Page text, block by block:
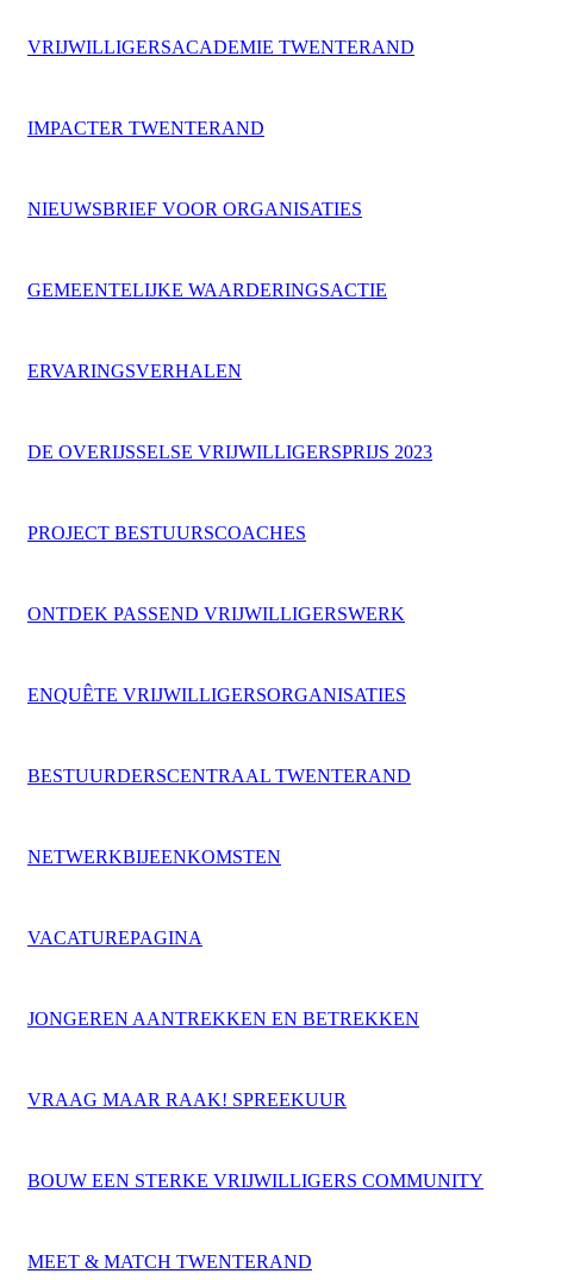
VRIJWILLIGERSACADEMIE TWENTERAND
IMPACTER TWENTERAND
NIEUWSBRIEF VOOR ORGANISATIES
GEMEENTELIJKE WAARDERINGSACTIE
ERVARINGSVERHALEN
DE OVERIJSSELSE VRIJWILLIGERSPRIJS 2023
PROJECT BESTUURSCOACHES
ONTDEK PASSEND VRIJWILLIGERSWERK
ENQUÊTE VRIJWILLIGERSORGANISATIES
BESTUURDERSCENTRAAL TWENTERAND
NETWERKBIJEENKOMSTEN
VACATUREPAGINA
JONGEREN AANTREKKEN EN BETREKKEN
VRAAG MAAR RAAK! SPREEKUUR
BOUW EEN STERKE VRIJWILLIGERS COMMUNITY
MEET & MATCH TWENTERAND